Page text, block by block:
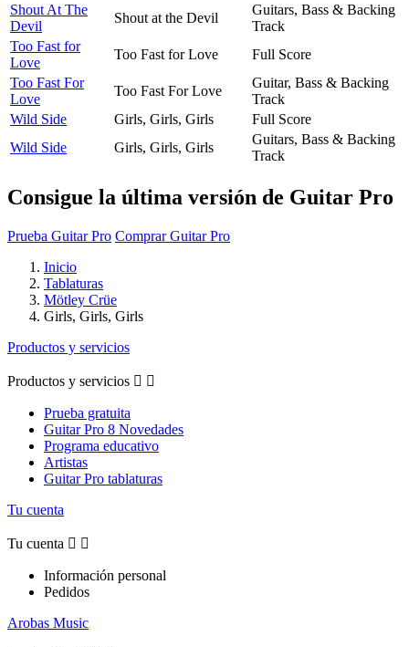
Shout At The
Devil
Shout at the Devil
Guitars, Bass & Backing
Track
Too Fast for
Love
Too Fast for Love
Full Score
Too Fast For
Love
Too Fast For Love
Guitar, Bass & Backing
Track
Wild Side
Girls, Girls, Girls
Full Score
Wild Side
Girls, Girls, Girls
Guitars, Bass & Backing
Track
Consigue la última versión de Guitar Pro
Prueba Guitar Pro Comprar Guitar Pro
Inicio
Tablaturas
Mötley Crüe
Girls, Girls, Girls
Productos y servicios
Productos y servicios  
Prueba gratuita
Guitar Pro 8 Novedades
Programa educativo
Artistas
Guitar Pro tablaturas
Tu cuenta
Tu cuenta  
Información personal
Pedidos
Arobas Music